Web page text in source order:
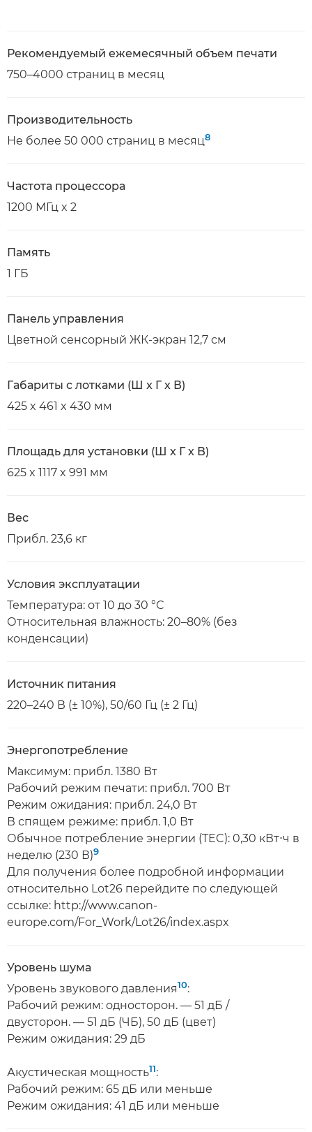
Рекомендуемый ежемесячный объем печати
750–4000 страниц в месяц
Производительность
Не более 50 000 страниц в месяц8
Частота процессора
1200 МГц x 2
Память
1 ГБ
Панель управления
Цветной сенсорный ЖК-экран 12,7 см
Габариты с лотками (Ш x Г x В)
425 x 461 x 430 мм
Площадь для установки (Ш x Г x В)
625 x 1117 x 991 мм
Вес
Прибл. 23,6 кг
Условия эксплуатации
Температура: от 10 до 30 °С
Относительная влажность: 20–80% (без
конденсации)
Источник питания
220–240 В (± 10%), 50/60 Гц (± 2 Гц)
Энергопотребление
Максимум: прибл. 1380 Вт
Рабочий режим печати: прибл. 700 Вт
Режим ожидания: прибл. 24,0 Вт
В спящем режиме: прибл. 1,0 Вт
Обычное потребление энергии (TEC): 0,30 кВт⋅ч в
неделю (230 В)9
Для получения более подробной информации
относительно Lot26 перейдите по следующей
ссылке: http://www.canon-
europe.com/For_Work/Lot26/index.aspx
Уровень шума
Уровень звукового давления10:
Рабочий режим: односторон. — 51 дБ /
двусторон. — 51 дБ (ЧБ), 50 дБ (цвет)
Режим ожидания: 29 дБ
Акустическая мощность11:
Рабочий режим: 65 дБ или меньше
Режим ожидания: 41 дБ или меньше